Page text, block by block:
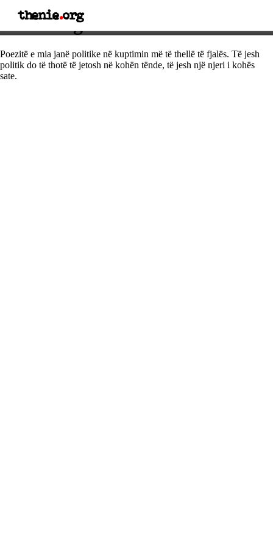
thenie.org
Thënie nga Yehuda Amichai
Poezitë e mia janë politike në kuptimin më të thellë të fjalës. Të jesh
politik do të thotë të jetosh në kohën tënde, të jesh një njeri i kohës
sate.